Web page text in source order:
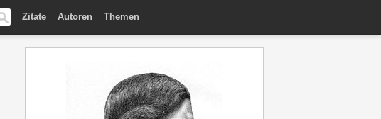
Zitate Autoren Themen